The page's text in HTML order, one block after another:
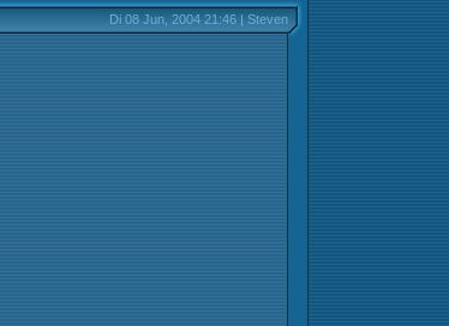
Di 08 Jun, 2004 21:46 | Steven